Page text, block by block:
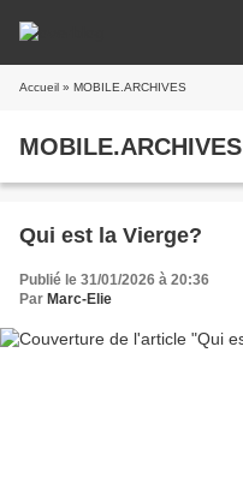
Accueil » MOBILE.ARCHIVES
MOBILE.ARCHIVES
Qui est la Vierge?
Publié le 31/01/2026 à 20:36
Par Marc-Elie